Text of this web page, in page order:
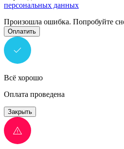
персональных данных
Произошла ошибка. Попробуйте
Оплатить
Всё хорошо
Оплата проведена
Закрыть